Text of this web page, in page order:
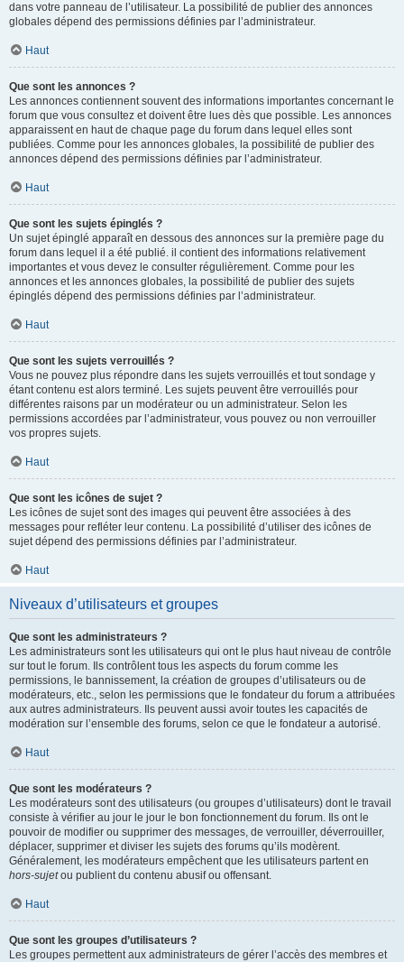
dans votre panneau de l’utilisateur. La possibilité de publier des annonces
globales dépend des permissions définies par l’administrateur.
Haut
Que sont les annonces ?
Les annonces contiennent souvent des informations importantes concernant le
forum que vous consultez et doivent être lues dès que possible. Les annonces
apparaissent en haut de chaque page du forum dans lequel elles sont
publiées. Comme pour les annonces globales, la possibilité de publier des
annonces dépend des permissions définies par l’administrateur.
Haut
Que sont les sujets épinglés ?
Un sujet épinglé apparaît en dessous des annonces sur la première page du
forum dans lequel il a été publié. il contient des informations relativement
importantes et vous devez le consulter régulièrement. Comme pour les
annonces et les annonces globales, la possibilité de publier des sujets
épinglés dépend des permissions définies par l’administrateur.
Haut
Que sont les sujets verrouillés ?
Vous ne pouvez plus répondre dans les sujets verrouillés et tout sondage y
étant contenu est alors terminé. Les sujets peuvent être verrouillés pour
différentes raisons par un modérateur ou un administrateur. Selon les
permissions accordées par l’administrateur, vous pouvez ou non verrouiller
vos propres sujets.
Haut
Que sont les icônes de sujet ?
Les icônes de sujet sont des images qui peuvent être associées à des
messages pour refléter leur contenu. La possibilité d’utiliser des icônes de
sujet dépend des permissions définies par l’administrateur.
Haut
Niveaux d’utilisateurs et groupes
Que sont les administrateurs ?
Les administrateurs sont les utilisateurs qui ont le plus haut niveau de contrôle
sur tout le forum. Ils contrôlent tous les aspects du forum comme les
permissions, le bannissement, la création de groupes d’utilisateurs ou de
modérateurs, etc., selon les permissions que le fondateur du forum a attribuées
aux autres administrateurs. Ils peuvent aussi avoir toutes les capacités de
modération sur l’ensemble des forums, selon ce que le fondateur a autorisé.
Haut
Que sont les modérateurs ?
Les modérateurs sont des utilisateurs (ou groupes d’utilisateurs) dont le travail
consiste à vérifier au jour le jour le bon fonctionnement du forum. Ils ont le
pouvoir de modifier ou supprimer des messages, de verrouiller, déverrouiller,
déplacer, supprimer et diviser les sujets des forums qu’ils modèrent.
Généralement, les modérateurs empêchent que les utilisateurs partent en
hors-sujetou publient du contenu abusif ou offensant.
Haut
Que sont les groupes d’utilisateurs ?
Les groupes permettent aux administrateurs de gérer l’accès des membres et